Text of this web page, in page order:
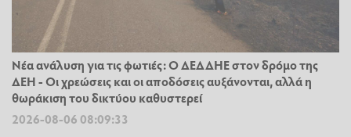
Νέα ανάλυση για τις φωτιές: Ο ΔΕΔΔΗΕ στον δρόμο της
ΔΕΗ - Οι χρεώσεις και οι αποδόσεις αυξάνονται, αλλά η
θωράκιση του δικτύου καθυστερεί
2026-08-06 08:09:33